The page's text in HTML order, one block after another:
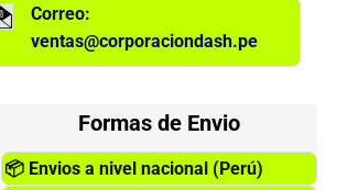
Correo:
ventas@corporaciondash.pe
Formas de Envio
📦 Envios a nivel nacional (Perú)